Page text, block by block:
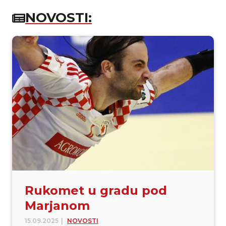
NOVOSTI:
Rukomet u gradu pod
Marjanom
15.09.2025 NOVOSTI